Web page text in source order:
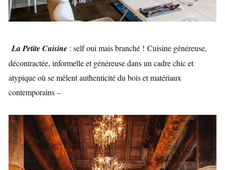
La Petite Cuisine : self oui mais branché ! Cuisine généreuse,
décontractée, informelle et généreuse dans un cadre chic et
atypique où se mêlent authenticité du bois et matériaux
contemporains –